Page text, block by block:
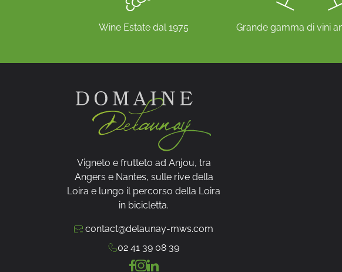
Wine Estate dal 1975 Grande gamma di vini
Vigneto e frutteto ad Anjou, tra
Angers e Nantes, sulle rive della
Loira e lungo il percorso della Loira
in bicicletta.
contact@delaunay-mws.com
02 41 39 08 39